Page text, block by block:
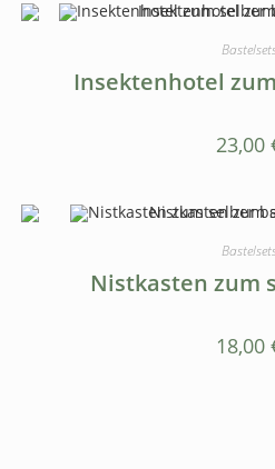
Insektenhotel
23,00
Nistkasten zum
18,00